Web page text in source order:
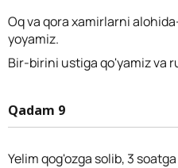
Oq va qora xamirlarni
yoyamiz.
Bir-birini ustiga qo'yamiz va
Qadam 9
Yelim qog'ozga solib, 3